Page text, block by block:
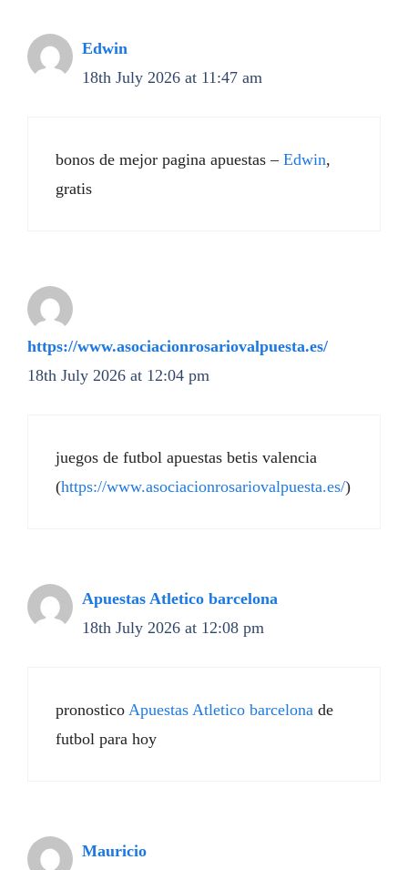
Edwin
18th July 2026 at 11:47 am
bonos de mejor pagina apuestas – Edwin,
gratis
https://www.asociacionrosariovalpuesta.es/
18th July 2026 at 12:04 pm
juegos de futbol apuestas betis valencia
(https://www.asociacionrosariovalpuesta.es/)
Apuestas Atletico barcelona
18th July 2026 at 12:08 pm
pronostico Apuestas Atletico barcelona de
futbol para hoy
Mauricio